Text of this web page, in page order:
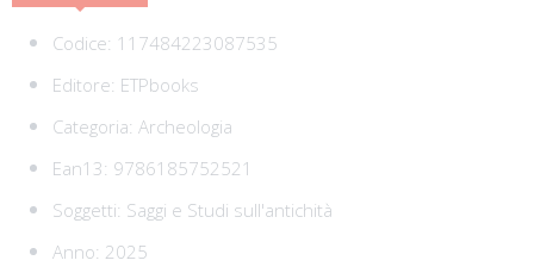
Codice: 117484223087535
Editore: ETPbooks
Categoria: Archeologia
Ean13: 9786185752521
Soggetti: Saggi e Studi sull'antichità
Anno: 2025